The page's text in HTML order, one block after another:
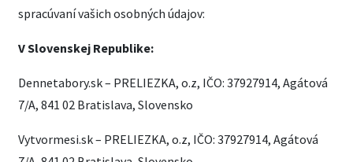
spracúvaní vašich osobných údajov:
V Slovenskej Republike:
Dennetabory.sk – PRELIEZKA, o.z, IČO: 37927914, Agátová
7/A, 841 02 Bratislava, Slovensko
Vytvormesi.sk – PRELIEZKA, o.z, IČO: 37927914, Agátová